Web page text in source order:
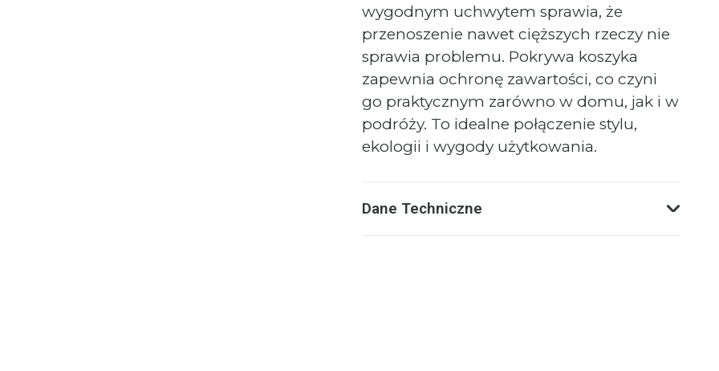
wygodnym uchwytem sprawia, że
przenoszenie nawet cięższych rzeczy nie
sprawia problemu. Pokrywa koszyka
zapewnia ochronę zawartości, co czyni
go praktycznym zarówno w domu, jak i w
podróży. To idealne połączenie stylu,
ekologii i wygody użytkowania.
Dane Techniczne